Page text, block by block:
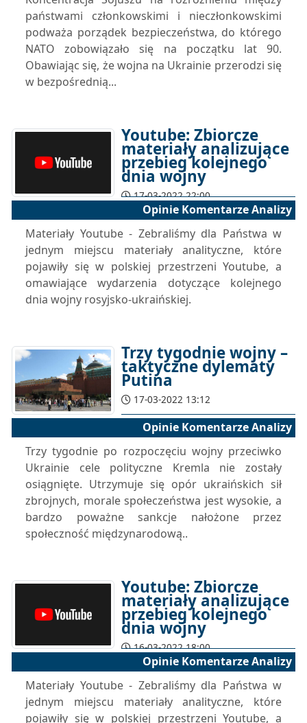
państwami członkowskimi i nieczłonkowskimi
podważa porządek bezpieczeństwa, do którego
NATO zobowiązało się na początku lat 90.
Obawiając się, że wojna na Ukrainie przerodzi się
w bezpośrednią...
Youtube: Zbiorcze
materiały analizujące
przebieg kolejnego
dnia wojny
17-03-2022 22:00
Opinie Komentarze Analizy
Materiały Youtube - Zebraliśmy dla Państwa w
jednym miejscu materiały analityczne, które
pojawiły się w polskiej przestrzeni Youtube, a
omawiające wydarzenia dotyczące kolejnego
dnia wojny rosyjsko-ukraińskiej.
Trzy tygodnie wojny –
taktyczne dylematy
Putina
17-03-2022 13:12
Opinie Komentarze Analizy
Trzy tygodnie po rozpoczęciu wojny przeciwko
Ukrainie cele polityczne Kremla nie zostały
osiągnięte. Utrzymuje się opór ukraińskich sił
zbrojnych, morale społeczeństwa jest wysokie, a
bardzo poważne sankcje nałożone przez
społeczność międzynarodową..
Youtube: Zbiorcze
materiały analizujące
przebieg kolejnego
dnia wojny
16-03-2022 18:00
Opinie Komentarze Analizy
Materiały Youtube - Zebraliśmy dla Państwa w
jednym miejscu materiały analityczne, które
pojawiły się w polskiej przestrzeni Youtube, a